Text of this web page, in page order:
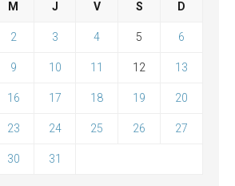
M J V S D
2 3 4 5 6
9 10 11 12 13
16 17 18 19 20
23 24 25 26 27
30 31